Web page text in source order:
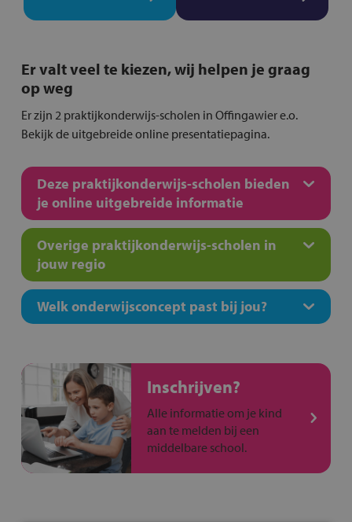
Er valt veel te kiezen, wij helpen je graag
op weg
Er zijn 2 praktijkonderwijs-scholen in Offingawier e.o.
Bekijk de uitgebreide online presentatiepagina.
Deze praktijkonderwijs-scholen bieden
je online uitgebreide informatie
Overige praktijkonderwijs-scholen in
jouw regio
Welk onderwijsconcept past bij jou?
Inschrijven?
Alle informatie om je kind
aan te melden bij een
middelbare school.